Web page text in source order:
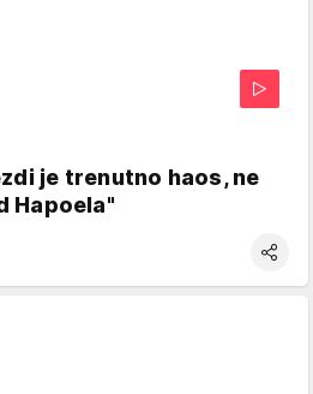
je trenutno haos, ne
Hapoela"